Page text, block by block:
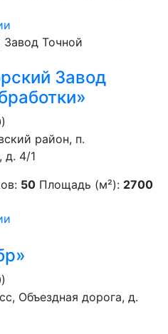
Завод
район, п.
д. 4/1
50 Площадь (м²): 2700
Объездная дорога, д.